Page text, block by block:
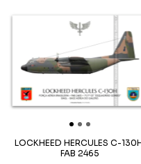
LOCKHEED HERCULES C-
FAB 2465